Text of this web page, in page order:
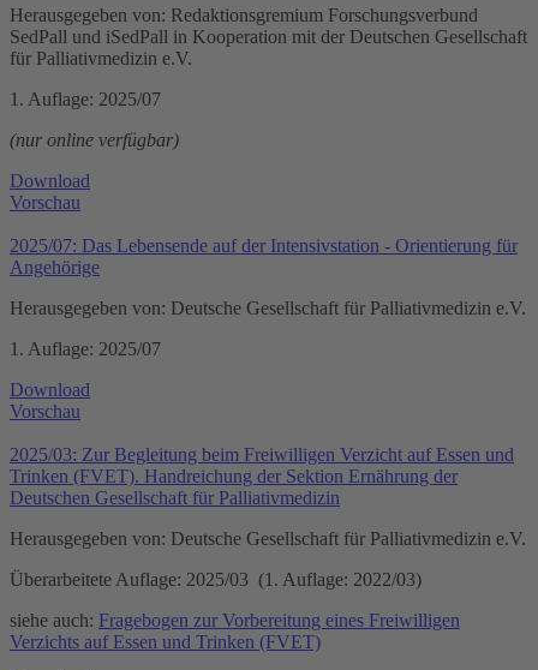
Herausgegeben von: Redaktionsgremium Forschungsverbund
SedPall und iSedPall in Kooperation mit der Deutschen Gesellschaft
für Palliativmedizin e.V.
1. Auflage: 2025/07
(nur online verfügbar)
Download
Vorschau
2025/07: Das Lebensende auf der Intensivstation - Orientierung für
Angehörige
Herausgegeben von: Deutsche Gesellschaft für Palliativmedizin e.V.
1. Auflage: 2025/07
Download
Vorschau
2025/03: Zur Begleitung beim Freiwilligen Verzicht auf Essen und
Trinken (FVET). Handreichung der Sektion Ernährung der
Deutschen Gesellschaft für Palliativmedizin
Herausgegeben von: Deutsche Gesellschaft für Palliativmedizin e.V.
Überarbeitete Auflage: 2025/03 (1. Auflage: 2022/03)
siehe auch: Fragebogen zur Vorbereitung eines Freiwilligen
Verzichts auf Essen und Trinken (FVET)